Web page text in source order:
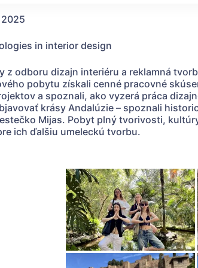
in interior design
z odboru dizajn interiéru a reklamná
pobytu získali cenné pracovné
a spoznali, ako vyzerá práca
krásy Andalúzie – spoznali
Mijas. Pobyt plný tvorivosti,
ich ďalšiu umeleckú tvorbu.